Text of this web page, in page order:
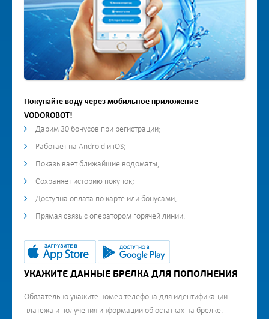
Покупайте воду через мобильное приложение
VODOROBOT!
Дарим 30 бонусов при регистрации;
Работает на Android и iOS;
Показывает ближайшие водоматы;
Сохраняет историю покупок;
Доступна оплата по карте или бонусами;
Прямая связь с оператором горячей линии.
УКАЖИТЕ ДАННЫЕ БРЕЛКА ДЛЯ ПОПОЛНЕНИЯ
Обязательно укажите номер телефона для идентификации
платежа и получения информации об остатках на брелке.